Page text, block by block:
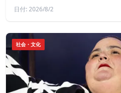
日付: 2026/8/2
社会・文化